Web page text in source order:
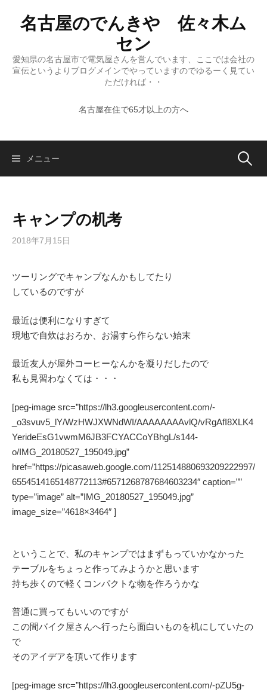
プ
名古屋のでんきや 佐々木ム
セン
愛知県の名古屋市で電気屋さんを営んでいます、ここでは会社の
宣伝というよりブログメインでやっていますのでゆるーく見てい
ただければ・・
名古屋在住で65才以上の方へ
メニュー 検
キャンプの机考
2018年7月15日
ツーリングでキャンプなんかもしてたり
しているのですが
最近は便利になりすぎて
現地で自炊はおろか、お湯すら作らない始末
最近友人が屋外コーヒーなんかを凝りだしたので
私も見習わなくては・・・
[peg-image src=”https://lh3.googleusercontent.com/-
_o3svuv5_lY/WzHWJXWNdWI/AAAAAAAAvlQ/vRgAfI8XLK4
YerideEsG1vwmM6JB3FCYACCoYBhgL/s144-
o/IMG_20180527_195049.jpg”
href=”https://picasaweb.google.com/112514880693209222997/
6554514165148772113#6571268787684603234″ caption=””
type=”image” alt=”IMG_20180527_195049.jpg”
image_size=”4618×3464″ ]
ということで、私のキャンプではまずもっていかなかった
テーブルをちょっと作ってみようかと思います
持ち歩くので軽くコンパクトな物を作ろうかな
普通に買ってもいいのですが
この間バイク屋さんへ行ったら面白いものを机にしていたの
で
そのアイデアを頂いて作ります
[peg-image src=”https://lh3.googleusercontent.com/-pZU5g-